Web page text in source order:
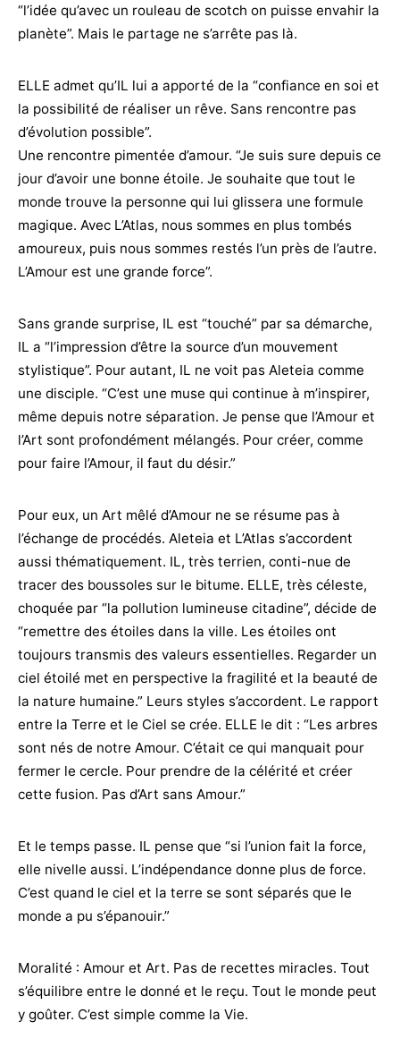
“l’idée qu’avec un rouleau de scotch on puisse envahir la
planète”. Mais le partage ne s’arrête pas là.
ELLE admet qu’IL lui a apporté de la “confiance en soi et
la possibilité de réaliser un rêve. Sans rencontre pas
d’évolution possible”.
Une rencontre pimentée d’amour. “Je suis sure depuis ce
jour d’avoir une bonne étoile. Je souhaite que tout le
monde trouve la personne qui lui glissera une formule
magique. Avec L’Atlas, nous sommes en plus tombés
amoureux, puis nous sommes restés l’un près de l’autre.
L’Amour est une grande force”.
Sans grande surprise, IL est “touché” par sa démarche,
IL a “l’impression d’être la source d’un mouvement
stylistique”. Pour autant, IL ne voit pas Aleteia comme
une disciple. “C’est une muse qui continue à m’inspirer,
même depuis notre séparation. Je pense que l’Amour et
l’Art sont profondément mélangés. Pour créer, comme
pour faire l’Amour, il faut du désir.”
Pour eux, un Art mêlé d’Amour ne se résume pas à
l’échange de procédés. Aleteia et L’Atlas s’accordent
aussi thématiquement. IL, très terrien, conti-nue de
tracer des boussoles sur le bitume. ELLE, très céleste,
choquée par “la pollution lumineuse citadine”, décide de
“remettre des étoiles dans la ville. Les étoiles ont
toujours transmis des valeurs essentielles. Regarder un
ciel étoilé met en perspective la fragilité et la beauté de
la nature humaine.” Leurs styles s’accordent. Le rapport
entre la Terre et le Ciel se crée. ELLE le dit : “Les arbres
sont nés de notre Amour. C’était ce qui manquait pour
fermer le cercle. Pour prendre de la célérité et créer
cette fusion. Pas d’Art sans Amour.”
Et le temps passe. IL pense que “si l’union fait la force,
elle nivelle aussi. L’indépendance donne plus de force.
C’est quand le ciel et la terre se sont séparés que le
monde a pu s’épanouir.”
Moralité : Amour et Art. Pas de recettes miracles. Tout
s’équilibre entre le donné et le reçu. Tout le monde peut
y goûter. C’est simple comme la Vie.